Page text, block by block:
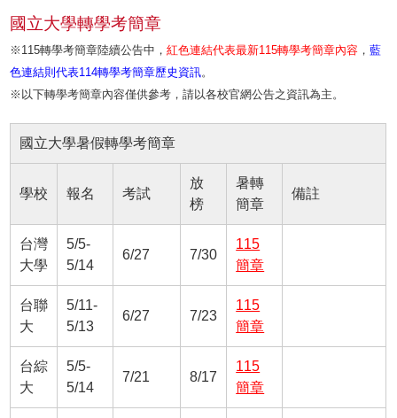
國立大學轉學考簡章
※115轉學考簡章陸續公告中，紅色連結代表最新115轉學考簡章內容 ，藍
色連結則代表114轉學考簡章歷史資訊。
※以下轉學考簡章內容僅供參考，請以各校官網公告之資訊為主。
國立大學暑假轉學考簡章
學校 報名 考試
放
榜
暑轉
簡章
備註
台灣
大學
5/5-
5/14
6/27 7/30
115
簡章
台聯
大
5/11-
5/13
6/27 7/23
115
簡章
台綜
大
5/5-
5/14
7/21 8/17
115
簡章